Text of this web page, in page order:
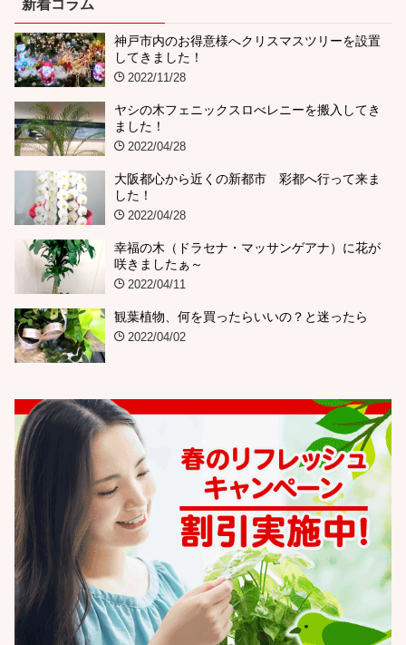
新着コラム
神戸市内のお得意様へクリスマスツリーを設置
してきました！
2022/11/28
ヤシの木フェニックスロべレニーを搬入してき
ました！
2022/04/28
大阪都心から近くの新都市 彩都へ行って来ま
した！
2022/04/28
幸福の木（ドラセナ・マッサンゲアナ）に花が
咲きましたぁ～
2022/04/11
観葉植物、何を買ったらいいの？と迷ったら
2022/04/02